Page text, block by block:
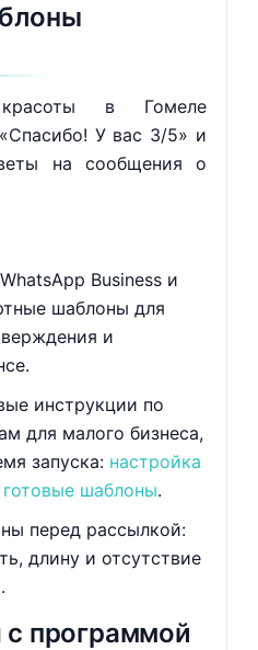
в Гомеле
У вас 3/5» и
на сообщения о
Business и
шаблоны для
и
инструкции по
для малого бизнеса,
запуска: настройка
шаблоны.
перед рассылкой:
длину и отсутствие
с программой